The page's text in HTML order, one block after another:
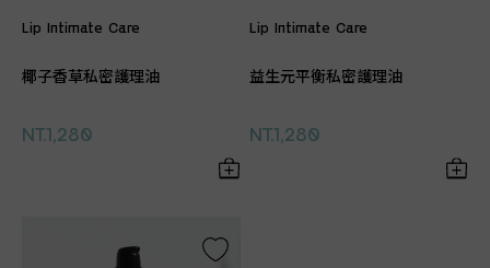
Lip Intimate Care
椰子香草私密護理油
NT.1,280
Lip Intimate Care
益生元平衡私密護理油
NT.1,280